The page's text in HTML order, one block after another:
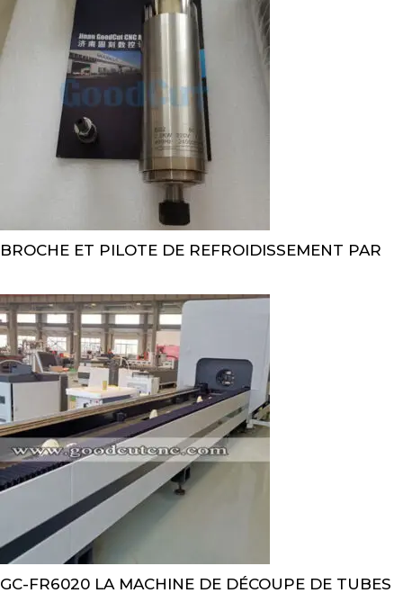
BROCHE ET PILOTE DE REFROIDISSEMENT PAR
GC-FR6020 LA MACHINE DE DÉCOUPE DE TUBES